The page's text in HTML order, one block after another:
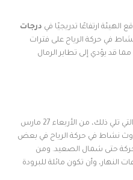
الهيئة ارتفاعًا تدريجيًا في درجات
في حركة الرياح على فترات
قد يؤدي إلى تطاير الرمال
أما بالنسبة لحالة الطقس خلال الأيام التي تلي ذلك، من الأربعاء 27 مارس
نشاط في حركة الرياح في بعض
حتى شمال الصعيد. ومن
النهار، وأن تكون مائلة للبرودة